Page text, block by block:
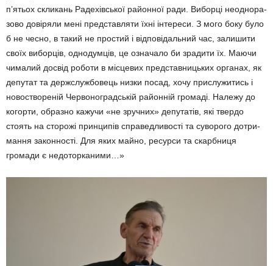
п’ятьох скликань Радехівської районної ради. Виборці неоднора­
зово довіряли мені представляти їхні інтереси. З мого боку було
б не чесно, в такий не простий і від­повідальний час, залишити
своїх виборців, однодумців, це означало би зрадити їх. Маючи
чималий досвід роботи в місцевих представ­ницьких органах, як
депутат та держслужбовець низки посад, хочу прислужитись і
новоствореній Чер­воноградській районній громаді. Належу до
когорти, образно кажу­чи «не зручних» депутатів, які твер­до
стоять на сторожі принципів спра­ведливості та суворого дотри­
мання законності. Для яких майно, ресурси та скарбниця
громади є недоторканими…»